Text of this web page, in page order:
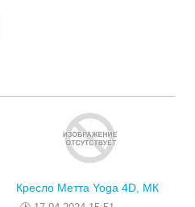
Кресло Метта Yoga 4D, МК